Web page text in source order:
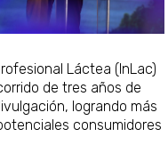
Láctea (InLac)
de tres años de
logrando más
consumidores